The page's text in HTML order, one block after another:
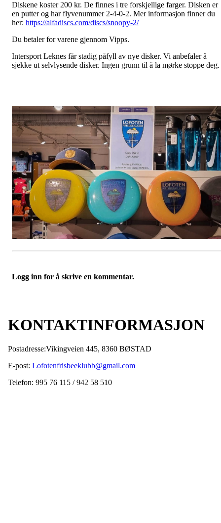
Diskene koster 200 kr. De finnes i tre forskjellige farger. Disken er
en putter og har flyvenummer 2-4-0-2. Mer informasjon finner du
her: https://alfadiscs.com/discs/snoopy-2/
Du betaler for varene gjennom Vipps.
Intersport Leknes får stadig påfyll av nye disker. Vi anbefaler å
sjekke ut selvlysende disker. Ingen grunn til å la mørke stoppe deg.
Logg inn for å skrive en kommentar.
KONTAKTINFORMASJON
Postadresse:Vikingveien 445, 8360 BØSTAD
E-post: Lofotenfrisbeeklubb@gmail.com
Telefon: 995 76 115 / 942 58 510